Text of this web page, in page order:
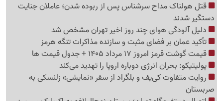
قتل هولناک مداح سرشناس پس از ربوده شدن؛ عاملان جنایت
دستگیر شدند
دلیل آلودگی هوای چند روز اخیر تهران مشخص شد
تأکید عمان بر فضای مثبت و سازنده مذاکرات تنگه هرمز
قیمت گوشت قرمز امروز 17 مرداد 1405 + جدول قیمت ها
پولیتیکو: بحران انرژی دوباره اروپا را تهدید می‌کند
روایت متفاوت کی‌یف و بلگراد از سفر «نمایشی» زلنسکی به
صربستان